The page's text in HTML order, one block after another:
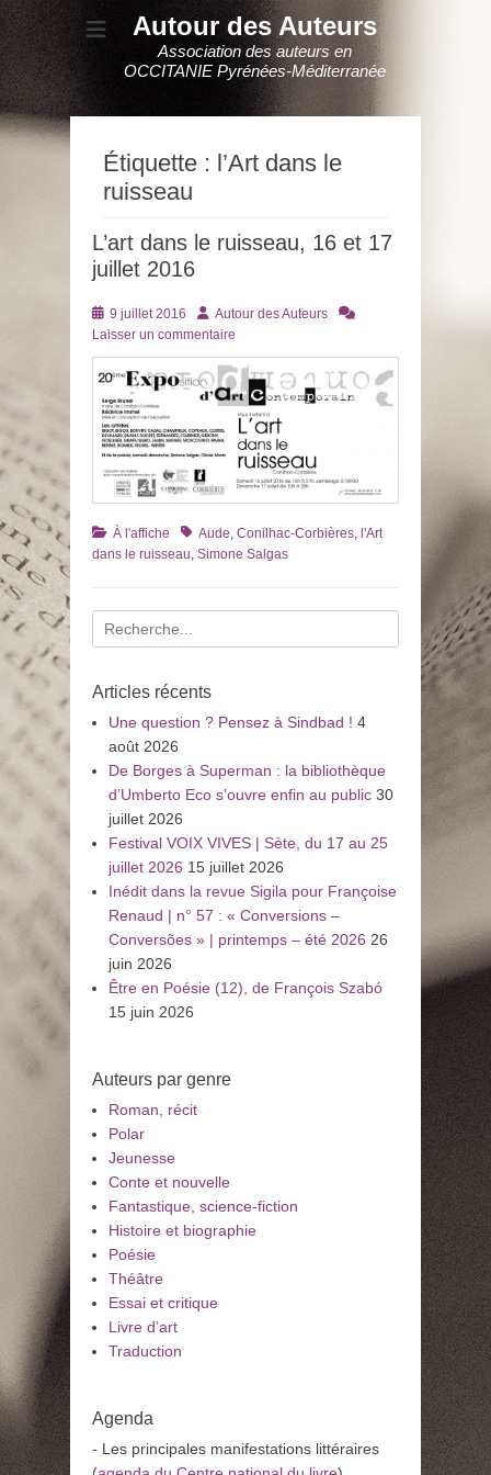
Autour des Auteurs
Association des auteurs en
OCCITANIE Pyrénées-Méditerranée
Étiquette : l’Art dans le
ruisseau
L’art dans le ruisseau, 16 et 17
juillet 2016
Posté
le
9 juillet 2016 AuteurAutour des Auteurs
Laisser un commentaire
Catégories
À l'affiche TagsAude, Conilhac-Corbières, l'Art
dans le ruisseau, Simone Salgas
Recherche
pour
Articles récents
Une question ? Pensez à Sindbad ! 4
août 2026
De Borges à Superman : la bibliothèque
d’Umberto Eco s’ouvre enfin au public 30
juillet 2026
Festival VOIX VIVES | Sète, du 17 au 25
juillet 2026 15 juillet 2026
Inédit dans la revue Sigila pour Françoise
Renaud | n° 57 : « Conversions –
Conversões » | printemps – été 2026 26
juin 2026
Être en Poésie (12), de François Szabó
15 juin 2026
Auteurs par genre
Roman, récit
Polar
Jeunesse
Conte et nouvelle
Fantastique, science-fiction
Histoire et biographie
Poésie
Théâtre
Essai et critique
Livre d’art
Traduction
Agenda
- Les principales manifestations littéraires